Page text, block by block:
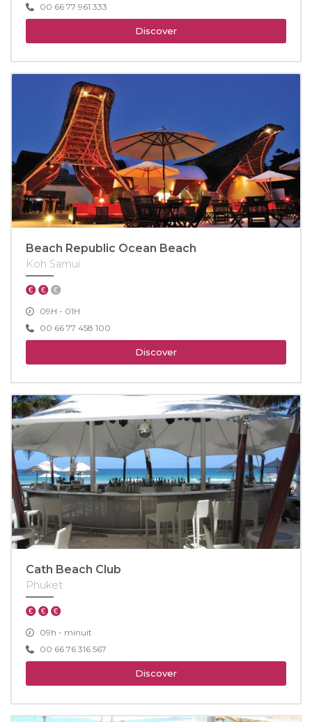
00 66 77 961 333
Discover
Beach Republic Ocean Beach
Koh Samui
09H - 01H
00 66 77 458 100
Discover
Cath Beach Club
Phuket
09h - minuit
00 66 76 316 567
Discover